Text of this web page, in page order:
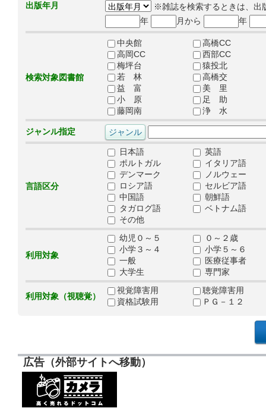
出版年月
※雑誌を検索するときは、出
年
月から 年
検索対象図書館
中央館
高橋CC
高岡CC
西部CC
梅坪台
猿投北
若 林
高橋交
益 富
美 里
小 原
足 助
藤岡南
浄 水
ジャンル指定
言語区分
日本語
英語
ポルトガル
イタリア語
デンマーク
ノルウェー
ロシア語
セルビア語
中国語
朝鮮語
タガログ語
ベトナム語
その他
利用対象
幼児０～５
０～２歳
小学３～４
小学５～６
一般
医療従事者
大学生
専門家
利用対象（視聴覚）
視覚障害用
聴覚障害用
資格試験用
ＰＧ－１２
広告（外部サイトへ移動）